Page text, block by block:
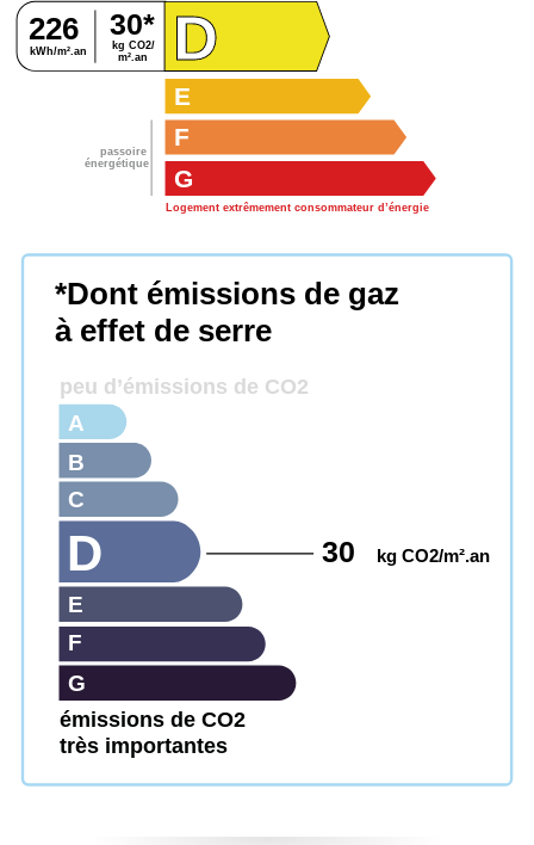
passoire
énergétique
kg CO2/
m².an
kWh/m².an
226 30*
G
Logement extrêmement consommateur d’énergie
F
E
D
émissions de CO2
très importantes
*Dont émissions de gaz
à effet de serre
peu d’émissions de CO2
G
F
E
D 30 kg CO2/m².an
C
B
A